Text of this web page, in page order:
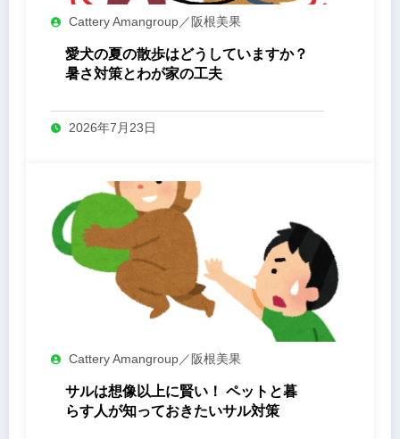
Cattery Amangroup／阪根美果
愛犬の夏の散歩はどうしていますか？
暑さ対策とわが家の工夫
2026年7月23日
Cattery Amangroup／阪根美果
サルは想像以上に賢い！ ペットと暮
らす人が知っておきたいサル対策